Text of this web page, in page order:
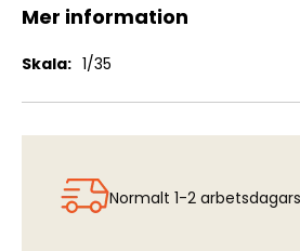
Mer information
Mer
1/35
Normalt 1-2